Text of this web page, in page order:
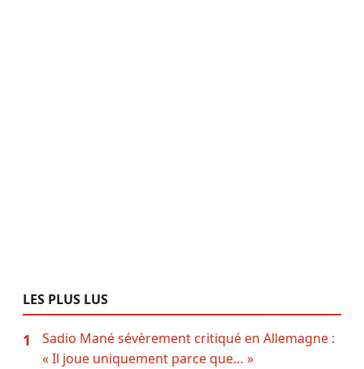
LES PLUS LUS
1
Sadio Mané sévèrement critiqué en Allemagne :
« Il joue uniquement parce que… »